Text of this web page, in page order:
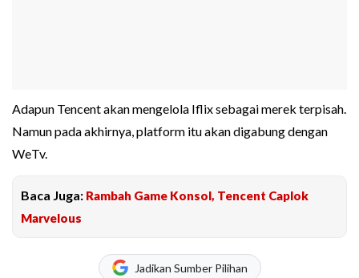
Adapun Tencent akan mengelola Iflix sebagai merek terpisah.
Namun pada akhirnya, platform itu akan digabung dengan
WeTv.
Baca Juga: Rambah Game Konsol, Tencent Caplok
Marvelous
Jadikan Sumber Pilihan